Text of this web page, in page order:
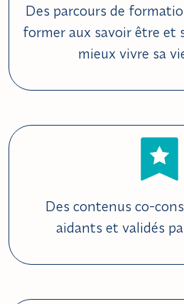
Des parcours de
former aux savoir être et
mieux vivre sa
Des contenus co-
aidants et validés